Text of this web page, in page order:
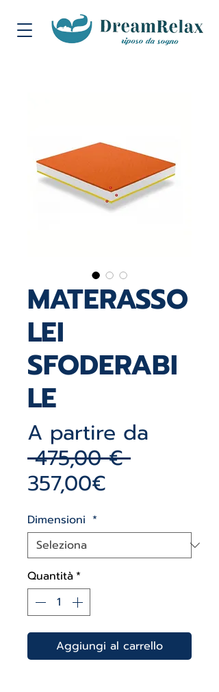
MATERASSO
LEI
SFODERABI
LE
A partire da
475,00 € Prezzo
357,00€
Dimensioni *
Quantità*
Aggiungi al carrello